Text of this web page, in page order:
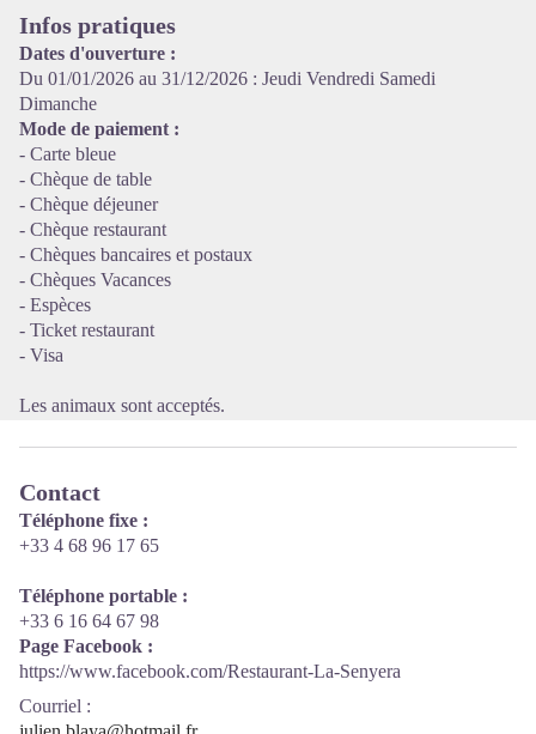
Infos pratiques
Dates d'ouverture :
Du 01/01/2026 au 31/12/2026 : Jeudi Vendredi Samedi
Dimanche
Mode de paiement :
- Carte bleue
- Chèque de table
- Chèque déjeuner
- Chèque restaurant
- Chèques bancaires et postaux
- Chèques Vacances
- Espèces
- Ticket restaurant
- Visa
Les animaux sont acceptés.
Contact
Téléphone fixe :
+33 4 68 96 17 65
Téléphone portable :
+33 6 16 64 67 98
Page Facebook :
https://www.facebook.com/Restaurant-La-Senyera
Courriel :